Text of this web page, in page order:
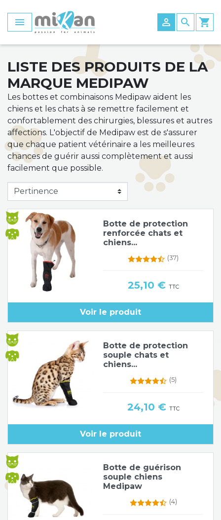
  search shopping_cart
LISTE DES PRODUITS DE LA
MARQUE MEDIPAW
Les bottes et combinaisons Medipaw aident les
chiens et les chats à se remettre facilement et
confortablement des chirurgies, blessures et autres
affections. L'objectif de Medipaw est de s'assurer
que chaque patient vétérinaire a les meilleures
chances de guérir aussi complètement et aussi
facilement que possible.
Botte de protection
renforcée chats et
chiens...
(37)
Prix
25,10 € TTC
Voir le produit
Botte de protection
souple chats et
chiens...
(5)
Prix
24,10 € TTC
Voir le produit
Botte de guérison
souple chiens
Medipaw
(4)
Pattes arrière
Accessoires pour attelles
Seconde Vie
Harnais arrière
Harnais total
Chaussures et bottines
Bottes
Les accessoires et pièces détachées des
chariots roulants pour chiens et chats
Seconde Vie
Manteau été
Gilet de flottabilité
civière
Matelas de confort
Contrôle des puces
Protection plaie
Bandage
Ludique
Tapis de course
Electrostimulation
Taping
Parcours de marche
Accessoires tapis de course
Ballon
Tapis de rééducation
Poids de jambe
Escalier